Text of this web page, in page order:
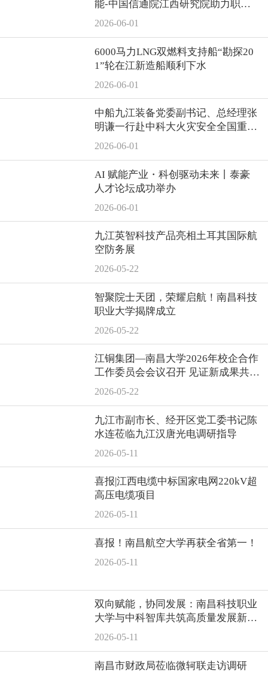
能-中国信通院江西研究院助力职业
教育服务区域产业高质量发展研讨会
2026-06-01
6000马力LNG双燃料支持船“勘探20
1”轮在江新造船顺利下水
2026-06-01
中船九江装备党委副书记、总经理张
明谦一行赴中科大火灾安全全国重点
实验室、上海地区相关单位走访交流
2026-06-01
AI 赋能产业・科创驱动未来丨泰豪
人才论坛成功举办
2026-06-01
九江英智科技产品亮相土耳其国际航
空防务展
2026-05-22
智聚院士天团，荣耀启航！南昌科技
职业大学揭牌成立
2026-05-22
江铜集团—南昌大学2026年校企合作
工作委员会会议召开 见证新成果共谋
新未来
2026-05-22
九江市副市长、经开区党工委书记陈
水连莅临九江汉唐光电调研指导
2026-05-11
喜报|江西电缆中标国家电网220kV超
高压电缆项目
2026-05-11
喜报！南昌航空大学再获全省第一！
2026-05-11
双向赋能，协同发展：南昌科技职业
大学与中科智库共筑高质量发展新平
台
2026-05-11
南昌市财政局莅临微轲联走访调研